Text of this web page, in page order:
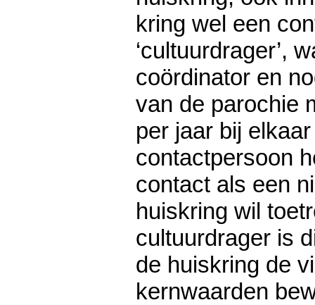
kring wel een
‘cultuurdrager’,
coördinator en
van de parochie
per jaar bij
contactpersoon
contact als een
huiskring wil
cultuurdrager is
de huiskring de
kernwaarden